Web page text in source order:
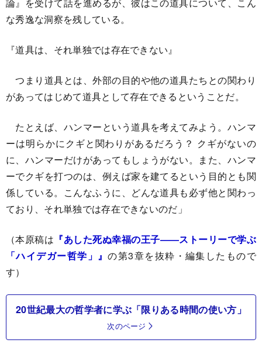
論』を受けて話を進めるが、彼はこの道具について、こん
な秀逸な洞察を残している。
『道具は、それ単独では存在できない』
つまり道具とは、外部の目的や他の道具たちとの関わり
があってはじめて道具として存在できるということだ。
たとえば、ハンマーという道具を考えてみよう。ハンマ
ーは明らかにクギと関わりがあるだろう？ クギがないの
に、ハンマーだけがあってもしょうがない。また、ハンマ
ーでクギを打つのは、例えば家を建てるという目的とも関
係している。こんなふうに、どんな道具も必ず他と関わっ
ており、それ単独では存在できないのだ」
（本原稿は 『あした死ぬ幸福の王子――ストーリーで学ぶ
「ハイデガー哲学」』の第3章を抜粋・編集したもので
す）
20世紀最大の哲学者に学ぶ「限りある時間の使い方」
次のページ